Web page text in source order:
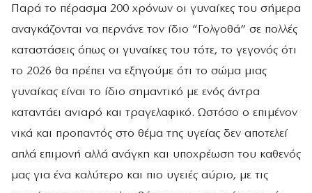
Παρά το πέρασμα 200 χρόνων οι γυναίκες του σήμερα
αναγκάζονται να περνάνε τον ίδιο “Γολγοθά” σε πολλές
καταστάσεις όπως οι γυναίκες του τότε, το γεγονός ότι
το 2026 θα πρέπει να εξηγούμε ότι το σώμα μιας
γυναίκας είναι το ίδιο σημαντικό με ενός άντρα
καταντάει ανιαρό και τραγελαφικό. Ωστόσο ο επιμένον
νικά και προπαντός στο θέμα της υγείας δεν αποτελεί
απλά επιμονή αλλά ανάγκη και υποχρέωση του καθενός
μας για ένα καλύτερο και πιο υγειές αύριο, με τις